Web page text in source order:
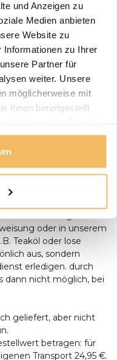
und Anzeigen zu
Medien anbieten
Website zu
Informationen zu Ihrer
Partner für
weiter. Unsere
möglicherweise mit
ihnen bereitgestellt
und liefert die
Hause. Wir werden
und vereinbaren
Unsere
unserem Fahrer
erfolgen nur
zusätzliche Hilfe
anwesend sein.
Stift oder in bar
unmöglich
oder in unserem
Teaköl oder lose
aus, sondern
erledigen. durch
dann nicht möglich, bei
geliefert, aber nicht
betragen: für
Transport 24,95 €.